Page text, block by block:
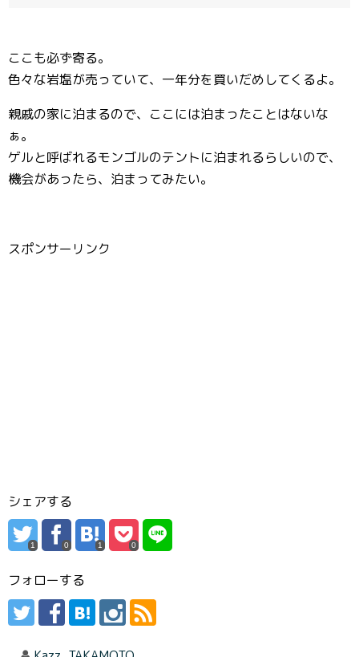
ここも必ず寄る。
色々な岩塩が売っていて、一年分を買いだめしてくるよ。
親戚の家に泊まるので、ここには泊まったことはないな
ぁ。
ゲルと呼ばれるモンゴルのテントに泊まれるらしいので、
機会があったら、泊まってみたい。
スポンサーリンク
シェアする
1 0 1 0
フォローする